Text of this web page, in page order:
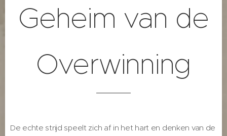
Geheim van de
Overwinning
De echte strijd speelt zich af in het hart en denken van de